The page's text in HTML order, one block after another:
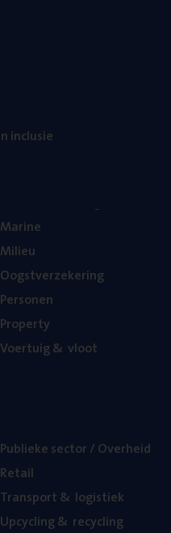
inclusie
Mari­ne
Mili­eu
Oogst­ver­ze­ke­ring
Per­so­nen
Pro­per­ty
Voer­tuig& vloot
Publie­ke sec­tor / Overheid
Retail
Trans­port& logistiek
Upcy­cling& recycling